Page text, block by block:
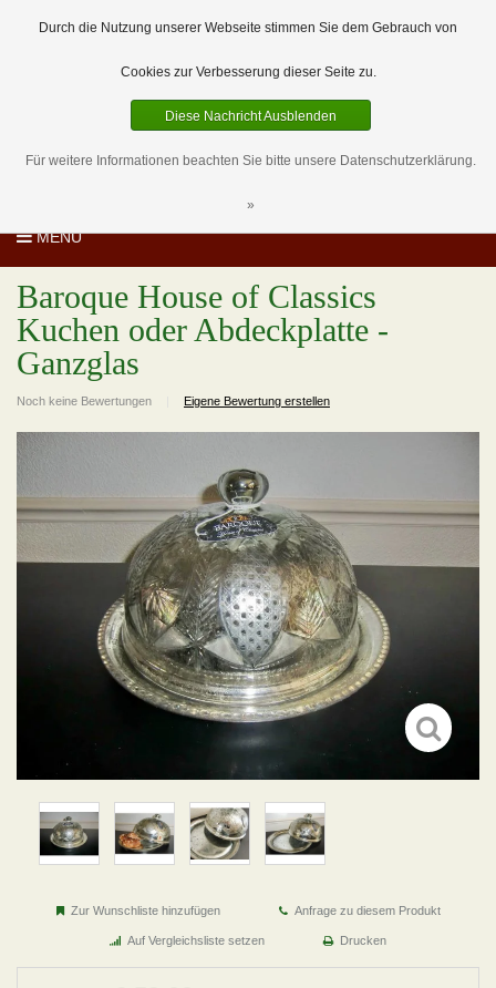
0 Artikel
DE
EUR
MENU
Baroque House of Classics
Kuchen oder Abdeckplatte -
Ganzglas
Noch keine Bewertungen Eigene Bewertung erstellen
Zur Wunschliste hinzufügen Anfrage zu diesem Produkt
Auf Vergleichsliste setzen Drucken
Durch die Nutzung unserer Webseite stimmen Sie dem Gebrauch von
Cookies zur Verbesserung dieser Seite zu.
Diese Nachricht Ausblenden
Für weitere Informationen beachten Sie bitte unsere Datenschutzerklärung.
»